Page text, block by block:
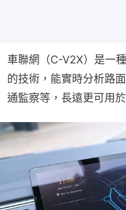
車聯網（C-V2X）是一
的技術，能實時分析路
通監察等，長遠更可用